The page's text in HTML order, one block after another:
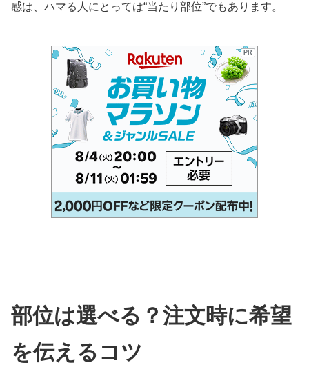
感は、ハマる人にとっては“当たり部位”でもあります。
PR
部位は選べる？注文時に希望
を伝えるコツ